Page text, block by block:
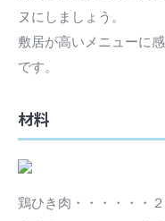
ヌにしましょう。
敷居が高いメニューに
です。
材料
鶏ひき肉・・・・・・